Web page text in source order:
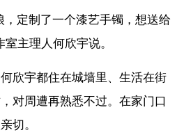
，定制了一个漆艺手镯，想送给
主理人何欣宇说。
欣宇都住在城墙里、生活在街
对周遭再熟悉不过。在家门口
切。